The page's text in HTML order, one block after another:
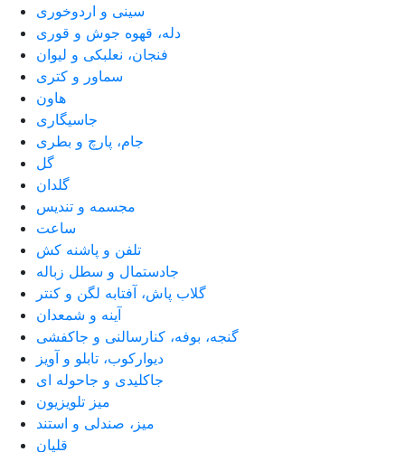
سینی و اردوخوری
دله، قهوه جوش و قوری
فنجان، نعلبکی و لیوان
سماور و کتری
هاون
جاسیگاری
جام، پارچ و بطری
گل
گلدان
مجسمه و تندیس
ساعت
تلفن و پاشنه کش
جادستمال و سطل زباله
گلاب پاش، آفتابه لگن و کنتر
آینه و شمعدان
گنجه، بوفه، کنارسالنی و جاکفشی
دیوارکوب، تابلو و آویز
جاکلیدی و جاحوله ای
میز تلویزیون
میز، صندلی و استند
قلیان